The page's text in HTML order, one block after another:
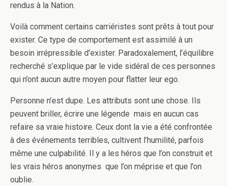
rendus à la Nation.
Voilà comment certains carriéristes sont prêts à tout pour
exister. Ce type de comportement est assimilé à un
besoin irrépressible d’exister. Paradoxalement, l’équilibre
recherché s’explique par le vide sidéral de ces personnes
qui n’ont aucun autre moyen pour flatter leur ego.
Personne n’est dupe. Les attributs sont une chose. Ils
peuvent briller, écrire une légende mais en aucun cas
refaire sa vraie histoire. Ceux dont la vie a été confrontée
à des événements terribles, cultivent l’humilité, parfois
même une culpabilité. Il y a les héros que l’on construit et
les vrais héros anonymes que l’on méprise et que l’on
oublie.